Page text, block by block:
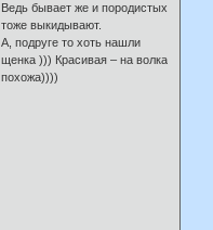
Ведь бывает же и породистых
тоже выкидывают.
А, подруге то хоть нашли
щенка ))) Красивая – на волка
похожа))))